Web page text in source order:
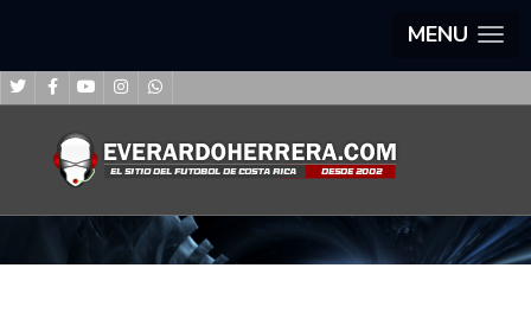
MENU